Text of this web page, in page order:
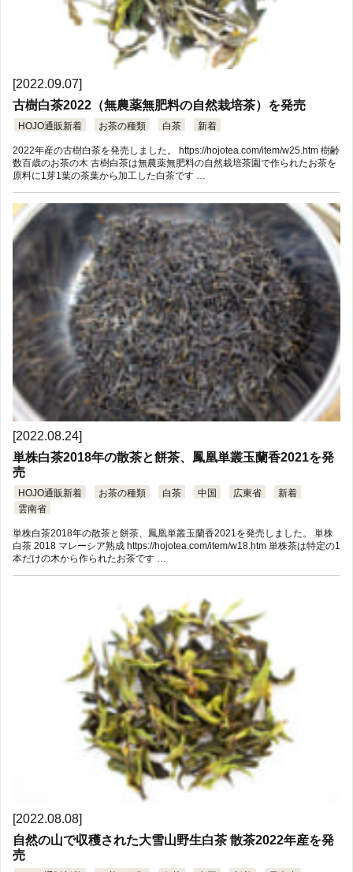
[2022.09.07]
古樹白茶2022（無農薬無肥料の自然栽培茶）を発売
HOJO通販新着 お茶の種類 白茶 新着
2022年産の古樹白茶を発売しました。 https://hojotea.com/item/w25.htm 樹齢
数百歳のお茶の木 古樹白茶は無農薬無肥料の自然栽培茶園で作られたお茶を
原料に1芽1葉の茶葉から加工した白茶です …
[2022.08.24]
単株白茶2018年の散茶と餅茶、鳳凰単叢玉蘭香2021を発
売
HOJO通販新着 お茶の種類 白茶 中国 広東省
新着
雲南省
単株白茶2018年の散茶と餅茶、鳳凰単叢玉蘭香2021を発売しました。 単株
白茶 2018 マレーシア熟成 https://hojotea.com/item/w18.htm 単株茶は特定の1
本だけの木から作られたお茶です …
[2022.08.08]
自然の山で収穫された大雪山野生白茶 散茶2022年産を発
売